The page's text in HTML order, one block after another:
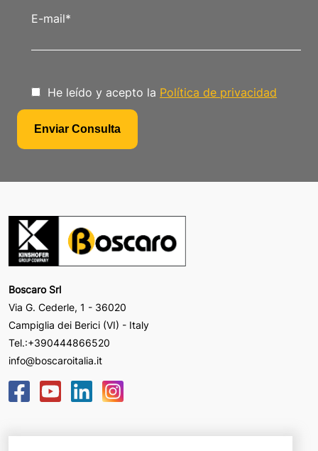
E-mail*
He leído y acepto la Política de privacidad
Boscaro Srl
Via G. Cederle, 1 - 36020
Campiglia dei Berici (VI) - Italy
Tel.:+390444866520
info@boscaroitalia.it